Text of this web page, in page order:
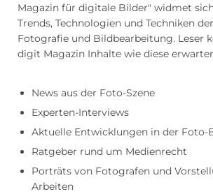
Magazin für digitale Bilder" widmet
Trends, Technologien und Techniken
Fotografie und Bildbearbeitung. Leser
digit Magazin Inhalte wie diese
News aus der Foto-Szene
Experten-Interviews
Aktuelle Entwicklungen in der Foto-
Ratgeber rund um Medienrecht
Porträts von Fotografen und
Arbeiten